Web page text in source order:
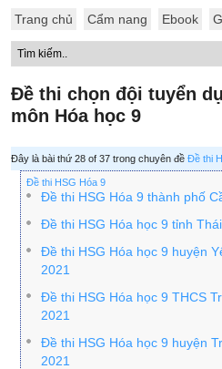
Trang chủ Cẩm nang Ebook
Đề thi chọn đội tuyển
môn Hóa học 9
Đây là bài thứ 28 of 37 trong chuyên đề Đề thi
Đề thi HSG Hóa 9
Đề thi HSG Hóa 9 thành phố
Đề thi HSG Hóa học 9 tỉnh
Đề thi HSG Hóa học 9 huyện
2021
Đề thi HSG Hóa học 9 THCS
2021
Đề thi HSG Hóa học 9 huyện
2021